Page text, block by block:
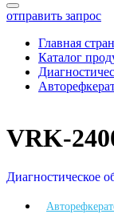
отправить запрос
Главная
Каталог
VRK-
Диагностическое